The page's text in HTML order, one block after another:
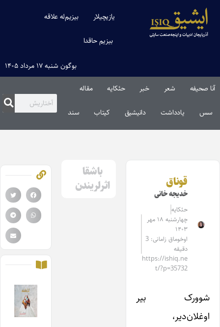
یازیچیلار بیزیم‌له علاقه
بیزیم حاقدا
بوگون شنبه ۱۷ مرداد ۱۴۰۵
آنا صحیفه شعر خبر حئکایه مقاله‌
سس یادداشت دانیشیق کیتاب سند
قوناق
خدیجه خانی
حئکایه
چهارشنبه ۱۸ مهر
۱۴۰۳
اوخوماق زامانی: 3
دقیقه
https://ishiq.ne
t/?p=35732
شوورک بیر
اوغلان‌دیر،
باشقا
اثرلریندن